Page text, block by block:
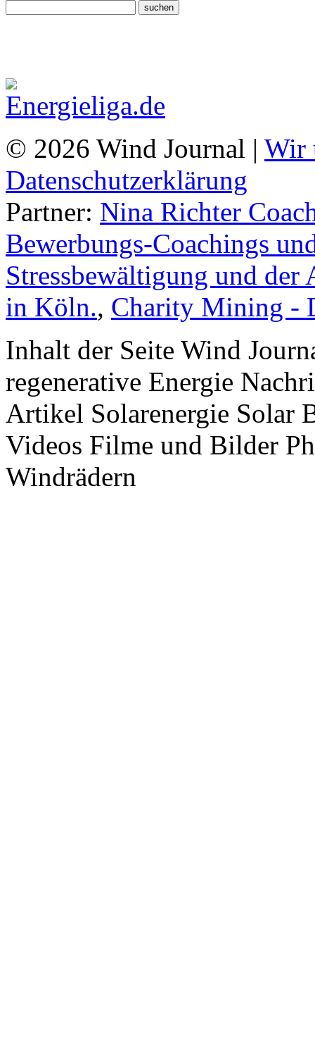
© 2026 Wind Journal | Wir
Datenschutzerklärung
Partner: Nina Richter
Bewerbungs-Coachings
Stressbewältigung und
in Köln., Charity Mining -
Inhalt der Seite Wind
regenerative Energie
Artikel Solarenergie Solar
Videos Filme und Bilder
Windrädern